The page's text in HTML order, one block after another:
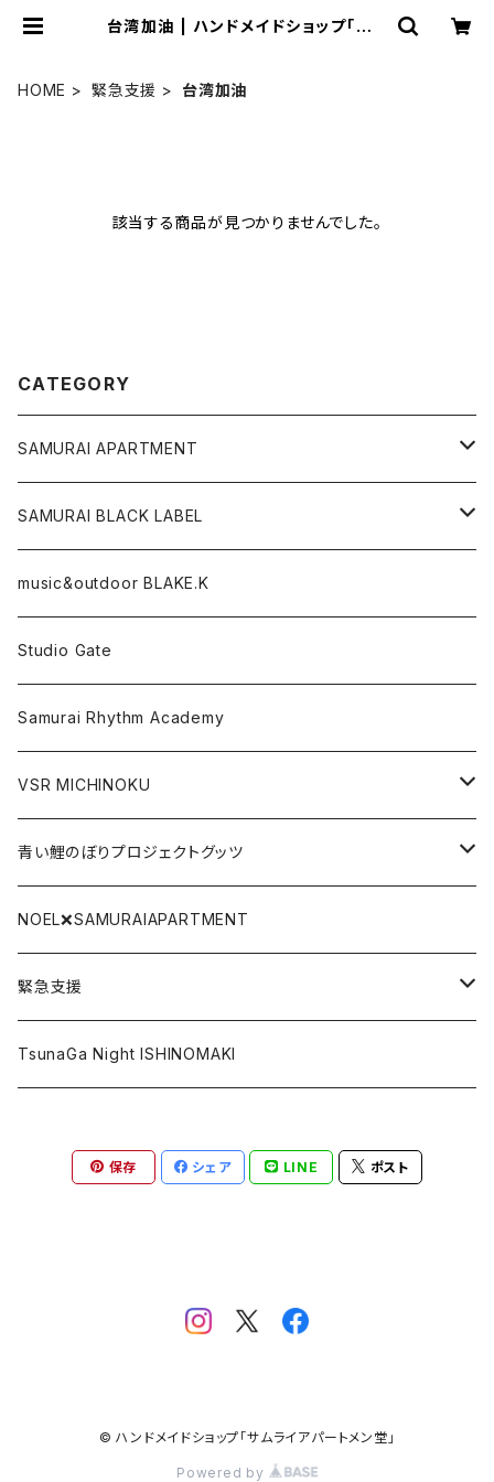
台湾加油 | ハンドメイドショップ「サム
HOME 緊急支援 台湾加油
該当する商品が見つかりませんでした。
CATEGORY
SAMURAI APARTMENT
CD,DVD,DLカード
Tシャツ
スマフォケース
Gate関連グッツ
前掛け
タオル
リストバンド
SAMURAI BLACK LABEL
ポストカード
SAMURAI BLACK LABEL
パーカー
Tシャツ
アクリルキーホルダー
music&outdoor BLAKE.K
Studio Gate
Samurai Rhythm Academy
VSR MICHINOKU
DVD
CD
DLカード
青い鯉のぼりプロジェクトグッツ
青い鯉のぼり手拭い
青い鯉のぼりTシャツ
NOEL❌SAMURAIAPARTMENT
緊急支援
復興北陸
台湾加油
TsunaGa Night ISHINOMAKI
保存 シェア LINE ポスト
© ハンドメイドショップ「サムライアパートメン堂」
Powered by